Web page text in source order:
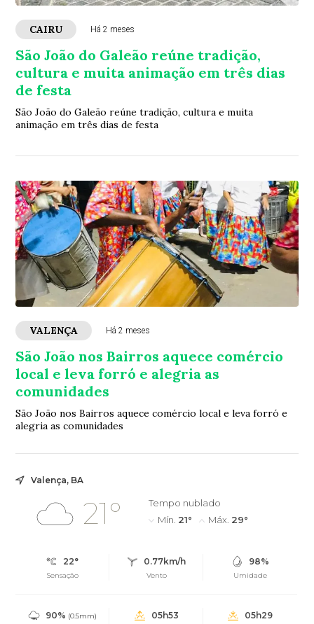
CAIRU Há 2 meses
São João do Galeão reúne tradição,
cultura e muita animação em três dias
de festa
São João do Galeão reúne tradição, cultura e muita
animação em três dias de festa
VALENÇA Há 2 meses
São João nos Bairros aquece comércio
local e leva forró e alegria as
comunidades
São João nos Bairros aquece comércio local e leva forró e
alegria as comunidades
Valença, BA
21°
Tempo nublado
Mín. 21° Máx. 29°
22°
Sensação
0.77km/h
Vento
98%
Umidade
90% (0.5mm)
05h53 05h29